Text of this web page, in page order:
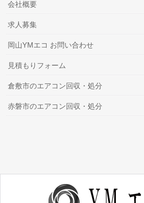
会社概要
求人募集
岡山YMエコ お問い合わせ
見積もりフォーム
倉敷市のエアコン回収・処分
赤磐市のエアコン回収・処分